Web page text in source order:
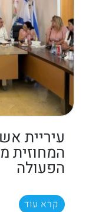
עיריית
המחוזית
הפעולה
קרא עוד